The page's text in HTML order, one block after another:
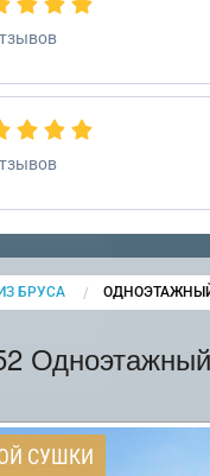
БРУСА CURRENT:
СУШКИ